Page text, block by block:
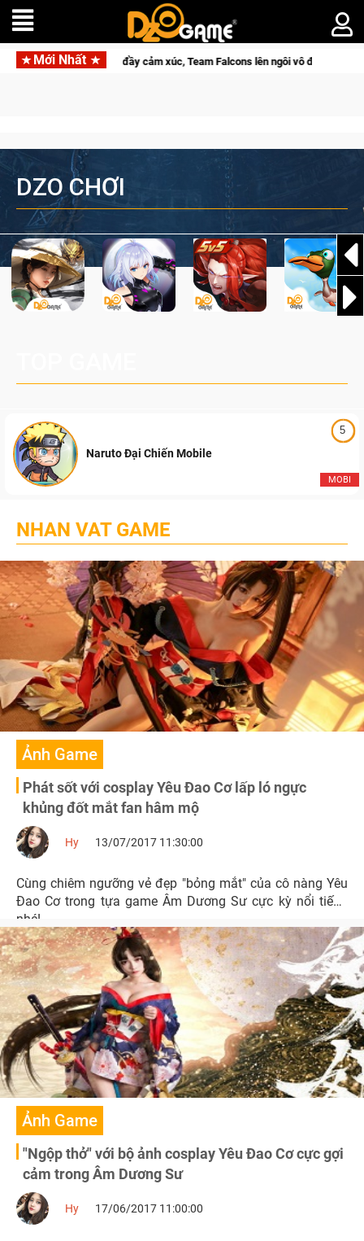
Mới Nhất
đầy cảm xúc, Team Falcons lên ngôi vô địch Trở thành
DZO CHƠI
5
MOBI
Naruto Đại Chiến Mobile
NHAN VAT GAME
Ảnh Game
Phát sốt với cosplay Yêu Đao Cơ lấp ló ngực
khủng đốt mắt fan hâm mộ
Hy 13/07/2017 11:30:00
Cùng chiêm ngưỡng vẻ đẹp "bỏng mắt" của cô nàng Yêu
Đao Cơ trong tựa game Âm Dương Sư cực kỳ nổi tiếng
nhé!
Ảnh Game
"Ngộp thở" với bộ ảnh cosplay Yêu Đao Cơ cực gợi
cảm trong Âm Dương Sư
Hy 17/06/2017 11:00:00